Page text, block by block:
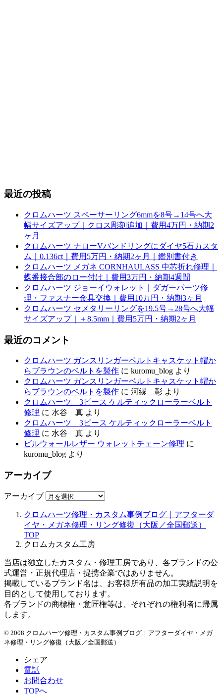
最近の投稿
クロムハーツ スペーサーリング6mmを8号→14号へ大
幅サイズアップ｜クロス彫刻追加｜費用4万円・納期2
ヶ月
クロムハーツ ナローVバンドリングにダイヤ5石カスタ
ム｜0.136ct｜費用5万円・納期2ヶ月｜鑑別書付き
クロムハーツ メガネ CORNHAULASS 中芯折れ修理｜
蝶番接合部のロー付け｜費用3万円・納期4週間
クロムハーツ ジョーイウォレット｜ダガーパーツ修
理・ファスナー金具交換｜費用10万円・納期3ヶ月
クロムハーツ セメタリーリングを19.5号→28号へ大幅
サイズアップ｜＋8.5mm｜費用5万円・納期2ヶ月
最近のコメント
クロムハーツ ガンスリンガーベルトキャスケット帽か
らブラウンのベルトを製作 に kuromu_blog より
クロムハーツ ガンスリンガーベルトキャスケット帽か
らブラウンのベルトを製作 に 河縁 彰 より
クロムハーツ 3ピース ケルティックローラーベルト
修理 に 水谷 真 より
クロムハーツ 3ピース ケルティックローラーベルト
修理 に 水谷 真 より
ビルウォールレザー ウォレットチェーン修理 に
kuromu_blog より
アーカイブ
アーカイブ
クロムハーツ修理・カスタム事例ブログ｜アフターダ
イヤ・メガネ修理・リング修復（大阪／全国郵送）
TOP
クロムカスタム工房
当店は独立したカスタム・修理工房であり、各ブランドの公
式運営・正規代理店・提携企業ではありません。
掲載しているブランド名は、お客様所有品の加工実績説明を
目的として使用しております。
各ブランドの商標権・意匠権等は、それぞれの権利者に帰属
します。
© 2008 クロムハーツ修理・カスタム事例ブログ｜アフターダイヤ・メガ
ネ修理・リング修復（大阪／全国郵送）
シェア
電話
お問合わせ
TOPへ